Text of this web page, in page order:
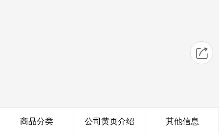
商品分类 公司黄页介绍 其他信息